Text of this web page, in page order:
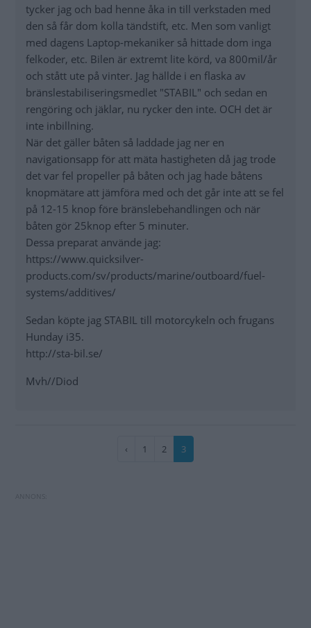
tycker jag och bad henne åka in till verkstaden med
den så får dom kolla tändstift, etc. Men som vanligt
med dagens Laptop-mekaniker så hittade dom inga
felkoder, etc. Bilen är extremt lite körd, va 800mil/år
och stått ute på vinter. Jag hällde i en flaska av
bränslestabiliseringsmedlet "STABIL" och sedan en
rengöring och jäklar, nu rycker den inte. OCH det är
inte inbillning.
När det gäller båten så laddade jag ner en
navigationsapp för att mäta hastigheten då jag trode
det var fel propeller på båten och jag hade båtens
knopmätare att jämföra med och det går inte att se fel
på 12-15 knop före bränslebehandlingen och när
båten gör 25knop efter 5 minuter.
Dessa preparat använde jag:
https://www.quicksilver-
products.com/sv/products/marine/outboard/fuel-
systems/additives/
Sedan köpte jag STABIL till motorcykeln och frugans
Hunday i35.
http://sta-bil.se/
Mvh//Diod
Föregående
‹ Sida
1 Sida
2
Nuvarande
3